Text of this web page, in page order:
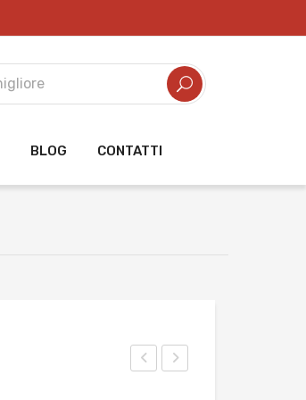
BLOG CONTATTI